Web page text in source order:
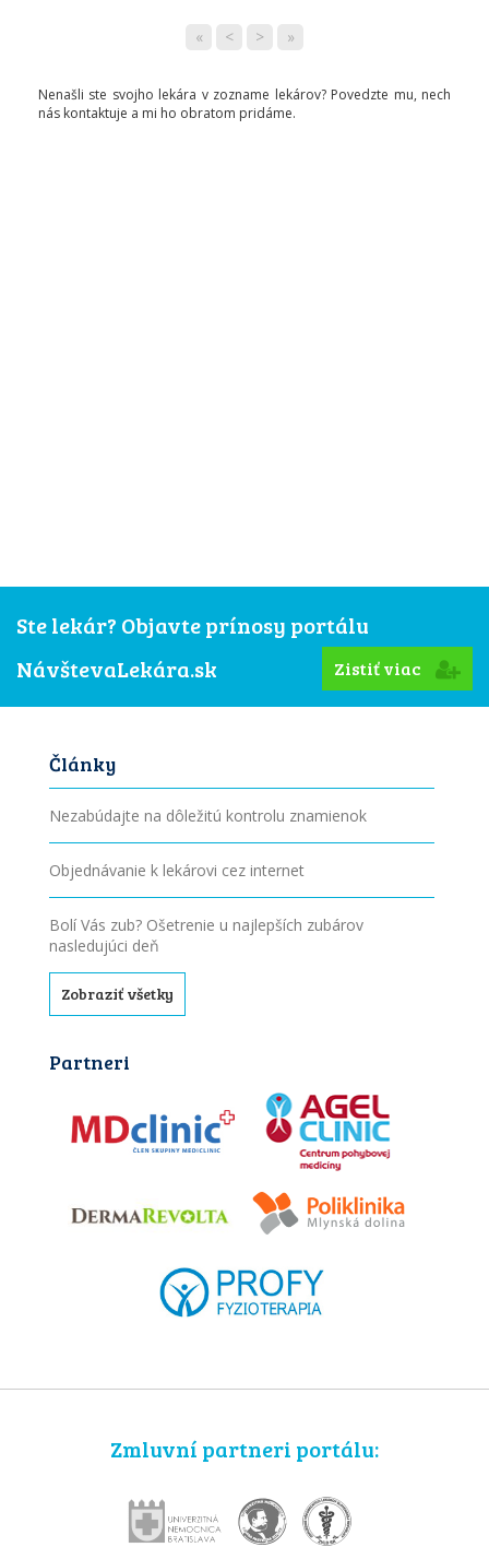
« < > »
Nenašli ste svojho lekára v zozname lekárov? Povedzte mu, nech
nás kontaktuje a mi ho obratom pridáme.
Ste lekár? Objavte prínosy portálu
NávštevaLekára.sk
Zistiť viac
Články
Nezabúdajte na dôležitú kontrolu znamienok
Objednávanie k lekárovi cez internet
Bolí Vás zub? Ošetrenie u najlepších zubárov
nasledujúci deň
Zobraziť všetky
Partneri
Zmluvní partneri portálu: